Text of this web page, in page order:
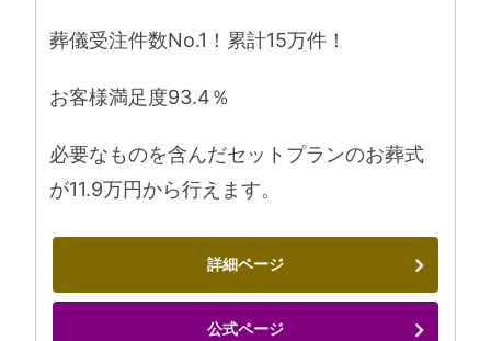
葬儀受注件数No.1！累計15万件！
お客様満足度93.4％
必要なものを含んだセットプランのお葬式
が11.9万円から行えます。
詳細ページ
公式ページ